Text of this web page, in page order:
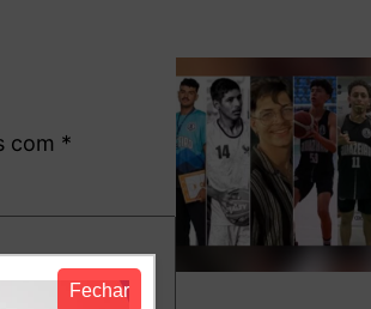
Fechar
com *